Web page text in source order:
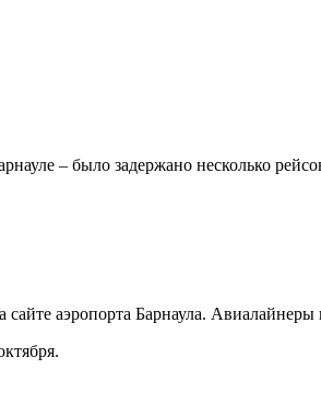
– было задержано несколько
аэропорта Барнаула. Авиалайнеры